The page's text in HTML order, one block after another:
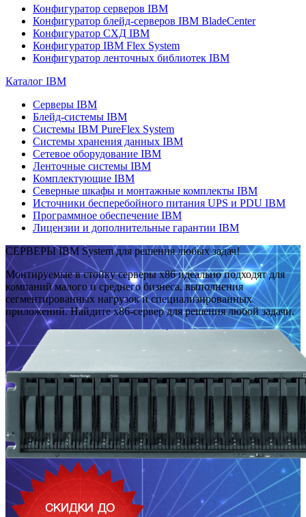
Конфигуратор серверов IBM
Конфигуратор блейд-серверов IBM BladeCenter
Конфигуратор СХД IBM
Конфигуратор IBM Flex System
Конфигуратор ленточных библиотек IBM
Каталог IBM
Серверы IBM
Блейд-системы IBM
Системы IBM PureFlex System
Системы хранения данных IBM
Сетевое оборудование IBM
Ленточные системы IBM
Комплектующие IBM
Северные шкафы и монтажные комплекты IBM
Источники бесперебойного питания UPS и PDU IBM
Программное обеспечение IBM
Лицензии и дополнительные гарантии IBM
СЕРВЕРЫ IBM System для решения любых задач!
Монтируемые в стойку серверы x86 идеально подходят для
компаний малого и среднего бизнеса, выполнения
сегментированных нагрузок и специализированных
приложений. Найдите x86-сервер для решения любой задачи.